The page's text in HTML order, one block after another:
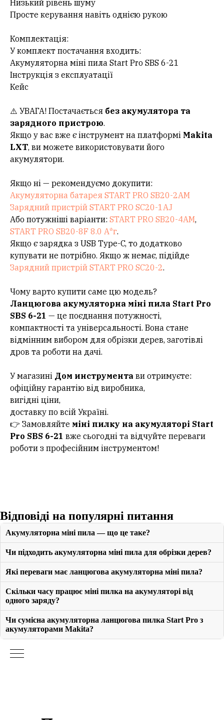
Низький рівень шуму
Просте керування навіть однією рукою
Комплектація:
У комплект постачання входить:
Акумуляторна міні пила Start Pro SBS 6-21
Інструкція з експлуатації
Кейс
⚠️ УВАГА! Постачається без акумулятора та
зарядного пристрою.
Якщо у вас вже є інструмент на платформі Makita
LXT, ви можете використовувати його
акумулятори.
Якщо ні — рекомендуємо докупити:
Акумуляторна батарея START PRO SB20-2AM
Зарядний пристрій START PRO SC20-1АJ
Або потужніші варіанти: START PRO SB20-4AM,
START PRO SB20-8F 8.0 А*г.
Якщо є зарядка з USB Type-C, то додатково
купувати не потрібно. Якщо ж немає, підійде
Зарядний пристрій START PRO SC20-2.
Чому варто купити саме цю модель?
Ланцюгова акумуляторна міні пила Start Pro
SBS 6-21 — це поєднання потужності,
компактності та універсальності. Вона стане
відмінним вибором для обрізки дерев, заготівлі
дров та роботи на дачі.
У магазині Дом инструмента ви отримуєте:
офіційну гарантію від виробника,
вигідні ціни,
доставку по всій Україні.
👉 Замовляйте міні пилку на акумуляторі Start
Pro SBS 6-21 вже сьогодні та відчуйте переваги
роботи з професійним інструментом!
Відповіді на популярні питання
Акумуляторна міні пила — що це таке?
Чи підходить акумуляторна міні пила для обрізки дерев?
Які переваги має ланцюгова акумуляторна міні пила?
Скільки часу працює міні пилка на акумуляторі від
одного заряду?
Чи сумісна акумуляторна ланцюгова пилка Start Pro з
акумуляторами Makita?